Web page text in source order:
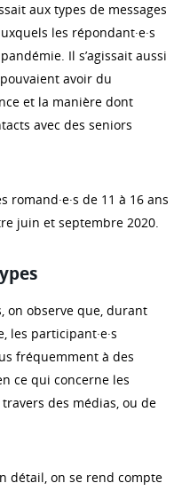
aux types de messages
les répondant·e·s
Il s’agissait aussi
avoir du
et la manière dont
avec des seniors
romand·e·s de 11 à 16 ans
juin et septembre 2020.
on observe que, durant
les participant·e·s
fréquemment à des
ce qui concerne les
des médias, ou de
détail, on se rend compte